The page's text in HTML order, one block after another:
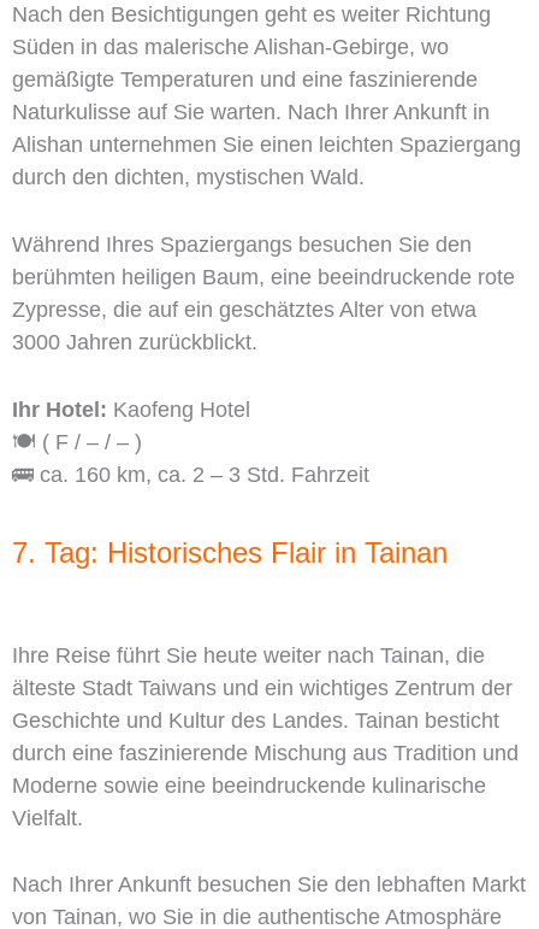
Nach den Besichtigungen geht es weiter Richtung
Süden in das malerische Alishan-Gebirge, wo
gemäßigte Temperaturen und eine faszinierende
Naturkulisse auf Sie warten. Nach Ihrer Ankunft in
Alishan unternehmen Sie einen leichten Spaziergang
durch den dichten, mystischen Wald.
Während Ihres Spaziergangs besuchen Sie den
berühmten heiligen Baum, eine beeindruckende rote
Zypresse, die auf ein geschätztes Alter von etwa
3000 Jahren zurückblickt.
Ihr Hotel: Kaofeng Hotel
🍽️ ( F / – / – )
🚌 ca. 160 km, ca. 2 – 3 Std. Fahrzeit
7. Tag: Historisches Flair in Tainan
Ihre Reise führt Sie heute weiter nach Tainan, die
älteste Stadt Taiwans und ein wichtiges Zentrum der
Geschichte und Kultur des Landes. Tainan besticht
durch eine faszinierende Mischung aus Tradition und
Moderne sowie eine beeindruckende kulinarische
Vielfalt.
Nach Ihrer Ankunft besuchen Sie den lebhaften Markt
von Tainan, wo Sie in die authentische Atmosphäre